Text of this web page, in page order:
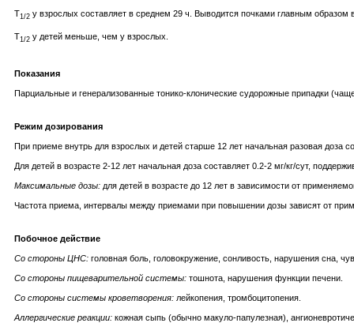
T1/2 у взрослых составляет в среднем 29 ч. Выводится почками главным
T1/2 у детей меньше, чем у взрослых.
Показания
Парциальные и генерализованные тонико-клонические судорожные припадки
Режим дозирования
При приеме внутрь для взрослых и детей старше 12 лет начальная разовая доза
Для детей в возрасте 2-12 лет начальная доза составляет 0.2-2 мг/кг/сут,
Максимальные дозы: для детей в возрасте до 12 лет в зависимости от
Частота приема, интервалы между приемами при повышении дозы зависят от
Побочное действие
Со стороны ЦНС: головная боль, головокружение, сонливость, нарушения сна,
Со стороны пищеварительной системы: тошнота, нарушения функции печени.
Со стороны системы кроветворения: лейкопения, тромбоцитопения.
Аллергические реакции: кожная сыпь (обычно макуло-папулезная),